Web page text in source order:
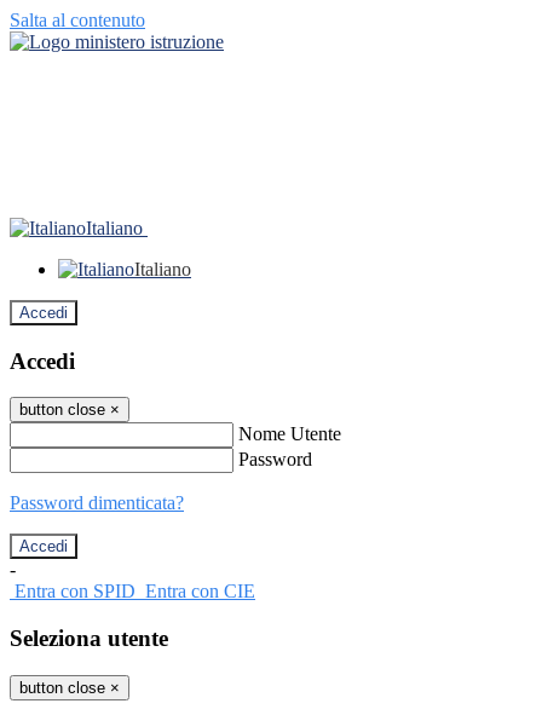
Salta al contenuto
Italiano
Italiano
Accedi
Accedi
button close ×
Nome Utente
Password
Password dimenticata?
-
Entra con SPID Entra con CIE
Seleziona utente
button close ×